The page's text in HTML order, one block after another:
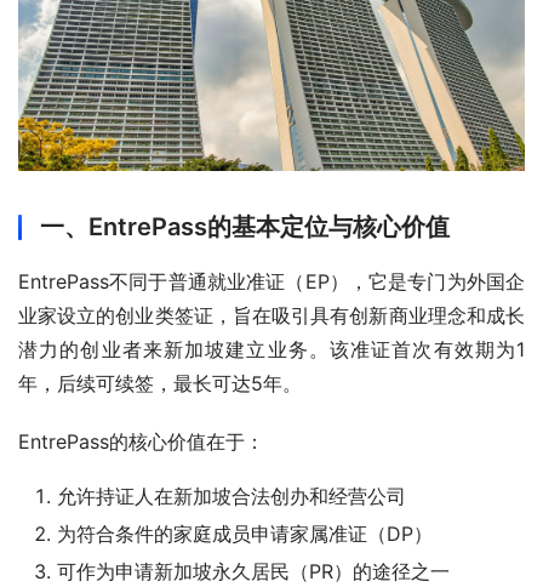
一、EntrePass的基本定位与核心价值
EntrePass不同于普通就业准证（EP），它是专门为外国企
业家设立的创业类签证，旨在吸引具有创新商业理念和成长
潜力的创业者来新加坡建立业务。该准证首次有效期为1
年，后续可续签，最长可达5年。
EntrePass的核心价值在于：
允许持证人在新加坡合法创办和经营公司
为符合条件的家庭成员申请家属准证（DP）
可作为申请新加坡永久居民（PR）的途径之一